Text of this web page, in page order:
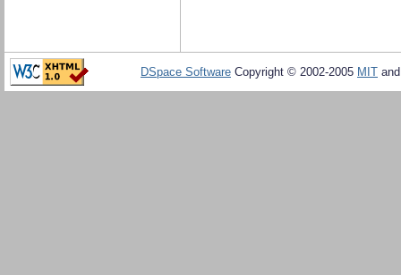
DSpace Software Copyright © 2002-2005 MIT